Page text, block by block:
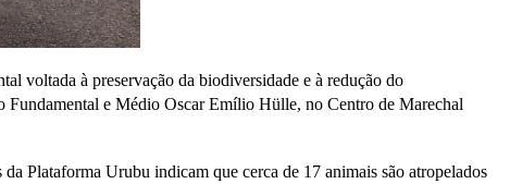
voltada à preservação da biodiversidade e à redução do
Fundamental e Médio Oscar Emílio Hülle, no Centro de Marechal
Plataforma Urubu indicam que cerca de 17 animais são atropelados